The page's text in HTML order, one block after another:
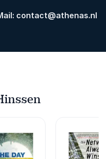
contact@athenas.nl